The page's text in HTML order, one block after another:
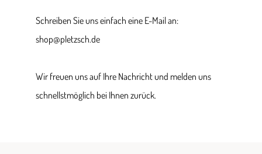
Schreiben Sie uns einfach eine E-Mail an:
shop@pletzsch.de
Wir freuen uns auf Ihre Nachricht und melden uns
schnellstmöglich bei Ihnen zurück.